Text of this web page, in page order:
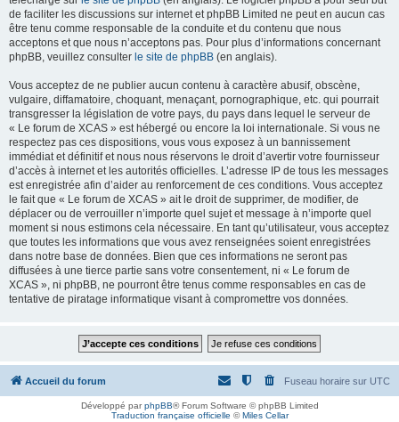
de faciliter les discussions sur internet et phpBB Limited ne peut en aucun cas
être tenu comme responsable de la conduite et du contenu que nous
acceptons et que nous n’acceptons pas. Pour plus d’informations concernant
phpBB, veuillez consulter le site de phpBB (en anglais).
Vous acceptez de ne publier aucun contenu à caractère abusif, obscène,
vulgaire, diffamatoire, choquant, menaçant, pornographique, etc. qui pourrait
transgresser la législation de votre pays, du pays dans lequel le serveur de
« Le forum de XCAS » est hébergé ou encore la loi internationale. Si vous ne
respectez pas ces dispositions, vous vous exposez à un bannissement
immédiat et définitif et nous nous réservons le droit d’avertir votre fournisseur
d’accès à internet et les autorités officielles. L’adresse IP de tous les messages
est enregistrée afin d’aider au renforcement de ces conditions. Vous acceptez
le fait que « Le forum de XCAS » ait le droit de supprimer, de modifier, de
déplacer ou de verrouiller n’importe quel sujet et message à n’importe quel
moment si nous estimons cela nécessaire. En tant qu’utilisateur, vous acceptez
que toutes les informations que vous avez renseignées soient enregistrées
dans notre base de données. Bien que ces informations ne seront pas
diffusées à une tierce partie sans votre consentement, ni « Le forum de
XCAS », ni phpBB, ne pourront être tenus comme responsables en cas de
tentative de piratage informatique visant à compromettre vos données.
Accueil du forum Fuseau horaire sur UTC
Développé parphpBB® Forum Software © phpBB Limited
Traduction française officielle ©Miles Cellar